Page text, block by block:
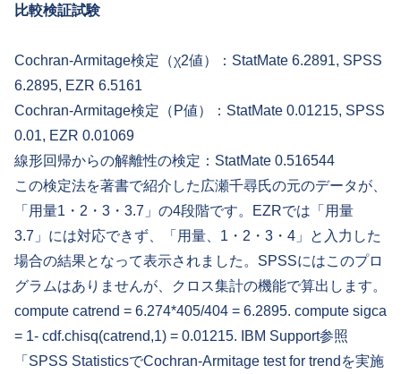
比較検証試験
Cochran-Armitage検定（χ2値）：StatMate 6.2891, SPSS
6.2895, EZR 6.5161
Cochran-Armitage検定（P値）：StatMate 0.01215, SPSS
0.01, EZR 0.01069
線形回帰からの解離性の検定：StatMate 0.516544
この検定法を著書で紹介した広瀬千尋氏の元のデータが、
「用量1・2・3・3.7」の4段階です。EZRでは「用量
3.7」には対応できず、「用量、1・2・3・4」と入力した
場合の結果となって表示されました。SPSSにはこのプロ
グラムはありませんが、クロス集計の機能で算出します。
compute catrend = 6.274*405/404 = 6.2895. compute sigca
= 1- cdf.chisq(catrend,1) = 0.01215. IBM Support参照
「SPSS StatisticsでCochran-Armitage test for trendを実施